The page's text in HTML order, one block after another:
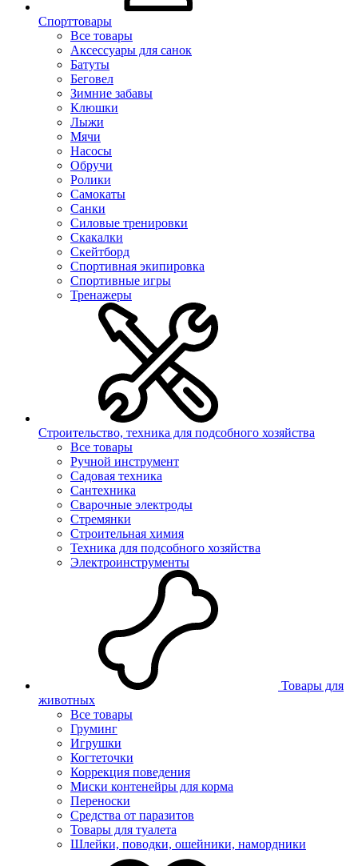
Спорттовары
Все товары
Аксессуары для санок
Батуты
Беговел
Зимние забавы
Клюшки
Лыжи
Мячи
Насосы
Обручи
Ролики
Самокаты
Санки
Силовые тренировки
Скакалки
Скейтборд
Спортивная экипировка
Спортивные игры
Тренажеры
Строительство, техника для подсобного хозяйства
Все товары
Ручной инструмент
Садовая техника
Сантехника
Сварочные электроды
Стремянки
Строительная химия
Техника для подсобного хозяйства
Электроинструменты
Товары для
животных
Все товары
Груминг
Игрушки
Когтеточки
Коррекция поведения
Миски контенейры для корма
Переноски
Средства от паразитов
Товары для туалета
Шлейки, поводки, ошейники, намордники